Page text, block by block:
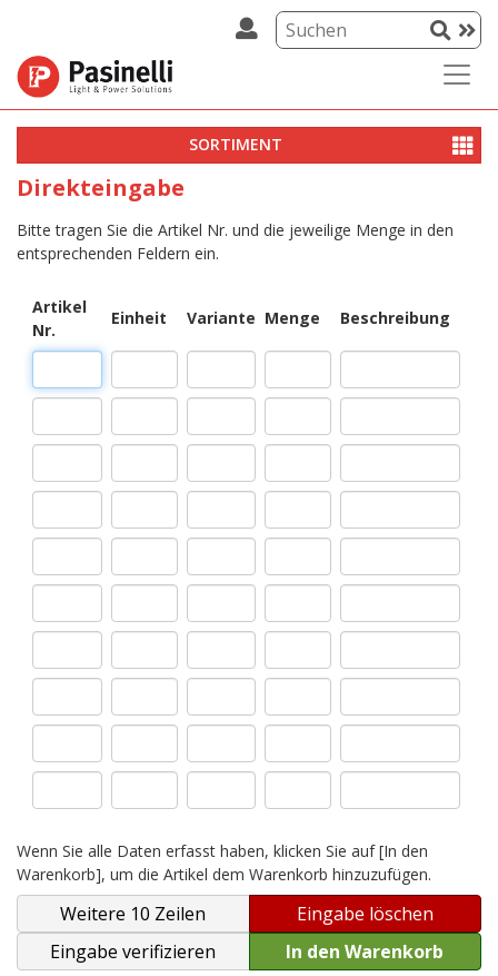
SORTIMENT
Direkteingabe
Bitte tragen Sie die Artikel Nr. und die jeweilige Menge in den
entsprechenden Feldern ein.
Artikel
Nr.
Einheit Variante Menge Beschreibung
Wenn Sie alle Daten erfasst haben, klicken Sie auf [In den
Warenkorb], um die Artikel dem Warenkorb hinzuzufügen.